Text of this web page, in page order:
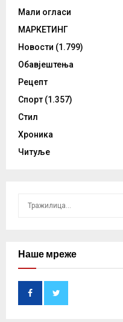
Мали огласи
МАРКЕТИНГ
Новости (1.799)
Обавјештења
Рецепт
Спорт (1.357)
Стил
Хроника
Читуље
cНаше мреже